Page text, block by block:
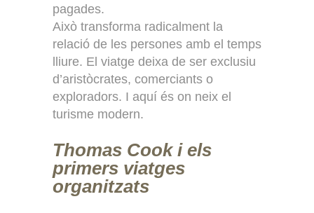
pagades.
Això transforma radicalment la
relació de les persones amb el temps
lliure. El viatge deixa de ser exclusiu
d’aristòcrates, comerciants o
exploradors. I aquí és on neix el
turisme modern.
Thomas Cook i els
primers viatges
organitzats